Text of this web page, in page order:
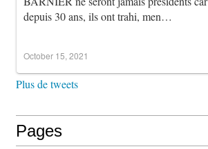
depuis 30 ans, ils ont trahi, men…
October 15, 2021
Plus de tweets
Pages